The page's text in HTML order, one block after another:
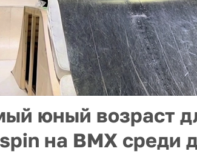
юный возраст
на BMX среди